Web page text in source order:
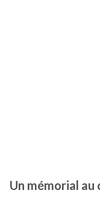
Un mémorial